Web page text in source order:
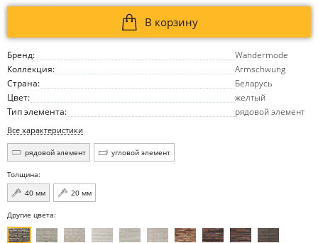
Бренд:
Wandermode
Коллекция:
Armschwung
Страна:
Беларусь
Цвет:
желтый
Тип элемента:
рядовой элемент
Все характеристики
рядовой элемент угловой элемент
Толщина:
40 мм
20 мм
В корзину
Другие цвета: